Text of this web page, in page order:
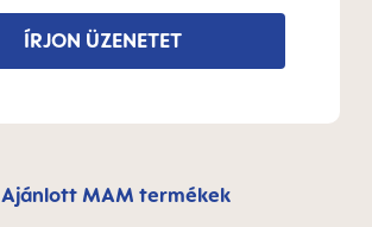
ÍRJON ÜZENETET
Ajánlott MAM termékek